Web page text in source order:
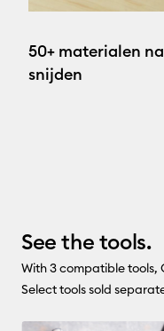
50+ materialen
snijden
See the tools.
With 3 compatible tools,
Select tools sold